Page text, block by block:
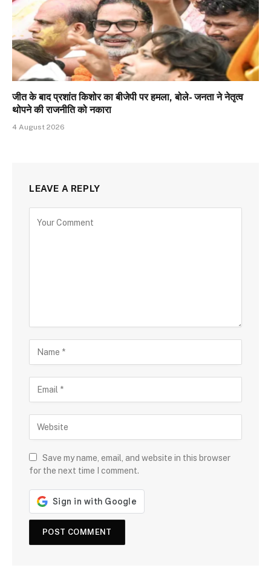
जीत के बाद प्रशांत किशोर का बीजेपी पर हमला, बोले- जनता ने नेतृत्व
थोपने की राजनीति को नकारा
4 August 2026
LEAVE A REPLY
Save my name, email, and website in this browser
for the next time I comment.